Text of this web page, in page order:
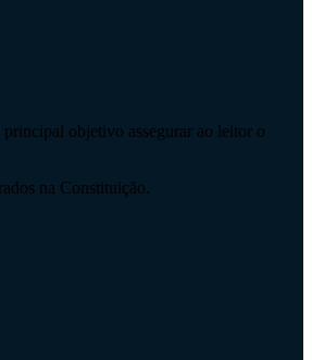
objetivo assegurar ao leitor o
na Constituição.